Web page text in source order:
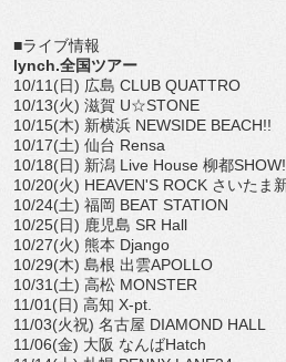
■ライブ情報
lynch.全国ツアー
10/11(日) 広島 CLUB QUATTRO
10/13(火) 滋賀 U☆STONE
10/15(木) 新横浜 NEWSIDE BEACH!!
10/17(土) 仙台 Rensa
10/18(日) 新潟 Live House 柳都
10/20(火) HEAVEN'S ROCK さいたま
10/24(土) 福岡 BEAT STATION
10/25(日) 鹿児島 SR Hall
10/27(火) 熊本 Django
10/29(木) 島根 出雲APOLLO
10/31(土) 高松 MONSTER
11/01(日) 高知 X-pt.
11/03(火祝) 名古屋 DIAMOND HALL
11/06(金) 大阪 なんばHatch